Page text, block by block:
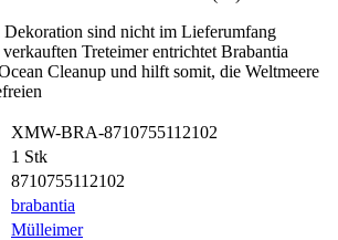
Dekoration sind nicht im Lieferumfang
Treteimer entrichtet Brabantia
Cleanup und hilft somit, die Weltmeere
XMW-BRA-8710755112102
1 Stk
8710755112102
brabantia
Mülleimer